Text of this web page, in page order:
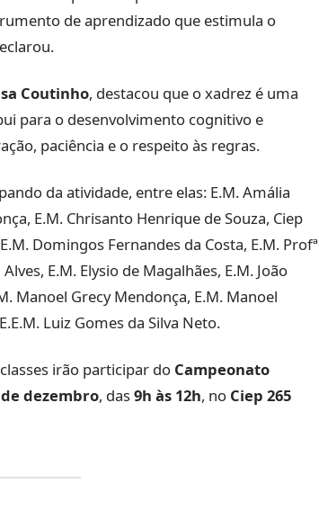
de aprendizado que estimula o
Coutinho, destacou que o xadrez é uma
para o desenvolvimento cognitivo e
paciência e o respeito às regras.
da atividade, entre elas: E.M. Amália
E.M. Chrisanto Henrique de Souza, Ciep
Domingos Fernandes da Costa, E.M. Profª
E.M. Elysio de Magalhães, E.M. João
Manoel Grecy Mendonça, E.M. Manoel
Luiz Gomes da Silva Neto.
irão participar do Campeonato
de dezembro, das9h às 12h, no Ciep 265